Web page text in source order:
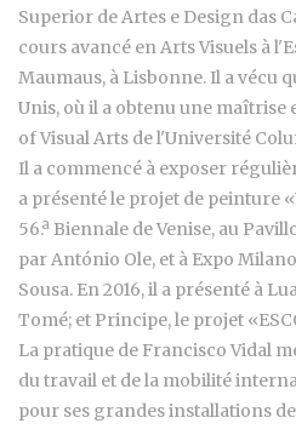
Superior de Artes e Design das
cours avancé en Arts Visuels à
Maumaus, à Lisbonne. Il a vécu
Unis, où il a obtenu une maîtrise
of Visual Arts de l'Université
Il a commencé à exposer
a présenté le projet de peinture
56.ª Biennale de Venise, au
par António Ole, et à Expo
Sousa. En 2016, il a présenté à
Tomé; et Principe, le projet
La pratique de Francisco Vidal
du travail et de la mobilité
pour ses grandes installations